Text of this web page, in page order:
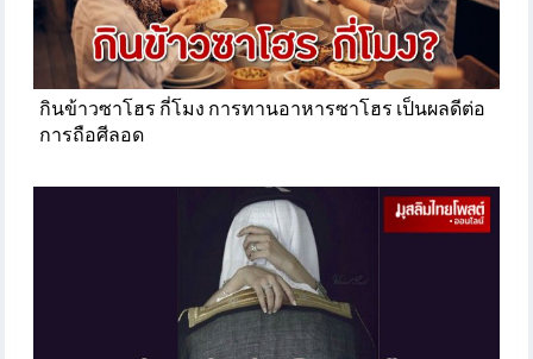
กินข้าวซาโฮร กี่โมง การทานอาหารซาโฮร เป็นผลดีต่อ
การถือศีลอด